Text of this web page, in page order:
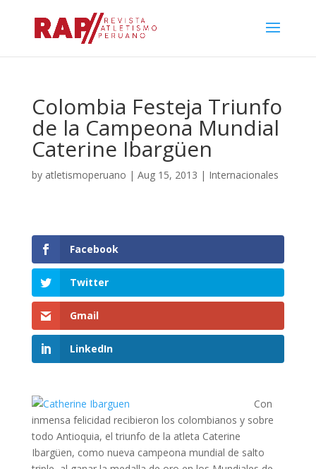
Colombia Festeja Triunfo
de la Campeona Mundial
Caterine Ibargüen
by atletismoperuano | Aug 15, 2013 | Internacionales
Facebook
Twitter
Gmail
LinkedIn
Con
inmensa felicidad recibieron los colombianos y sobre
todo Antioquia, el triunfo de la atleta Caterine
Ibargüen, como nueva campeona mundial de salto